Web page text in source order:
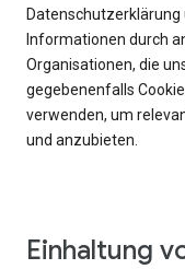
Informationen durch
Organisationen, die
gegebenenfalls
verwenden, um
und anzubieten.
Einhaltung